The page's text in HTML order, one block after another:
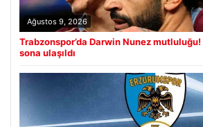
Ağustos 9, 2026
Trabzonspor’da Darwin Nunez
sona ulaşıldı